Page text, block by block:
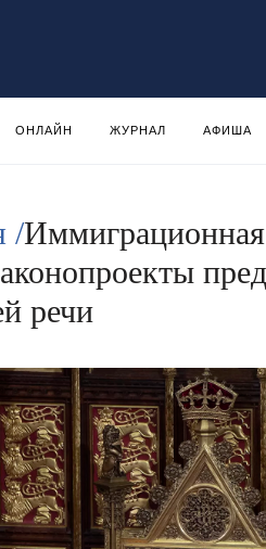
ОНЛАЙН ЖУРНАЛ АФИША
/Иммиграционная
речи